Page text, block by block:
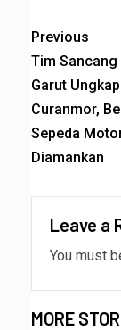
Previous
Tim Sancang
Garut
Curanmor,
Sepeda
Diamankan
Leave a
You must
MORE